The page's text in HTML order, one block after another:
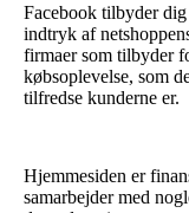
Facebook tilbyder
indtryk af
firmaer som tilbyder
købsoplevelse, som
tilfredse kunderne er.
Hjemmesiden er
samarbejder med